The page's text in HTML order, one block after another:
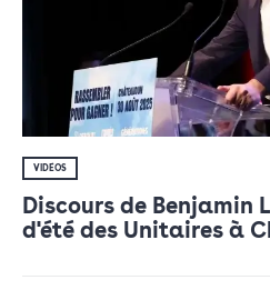
VIDÉOS
Discours de Benjamin
d'été des Unitaires à